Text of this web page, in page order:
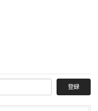
登録